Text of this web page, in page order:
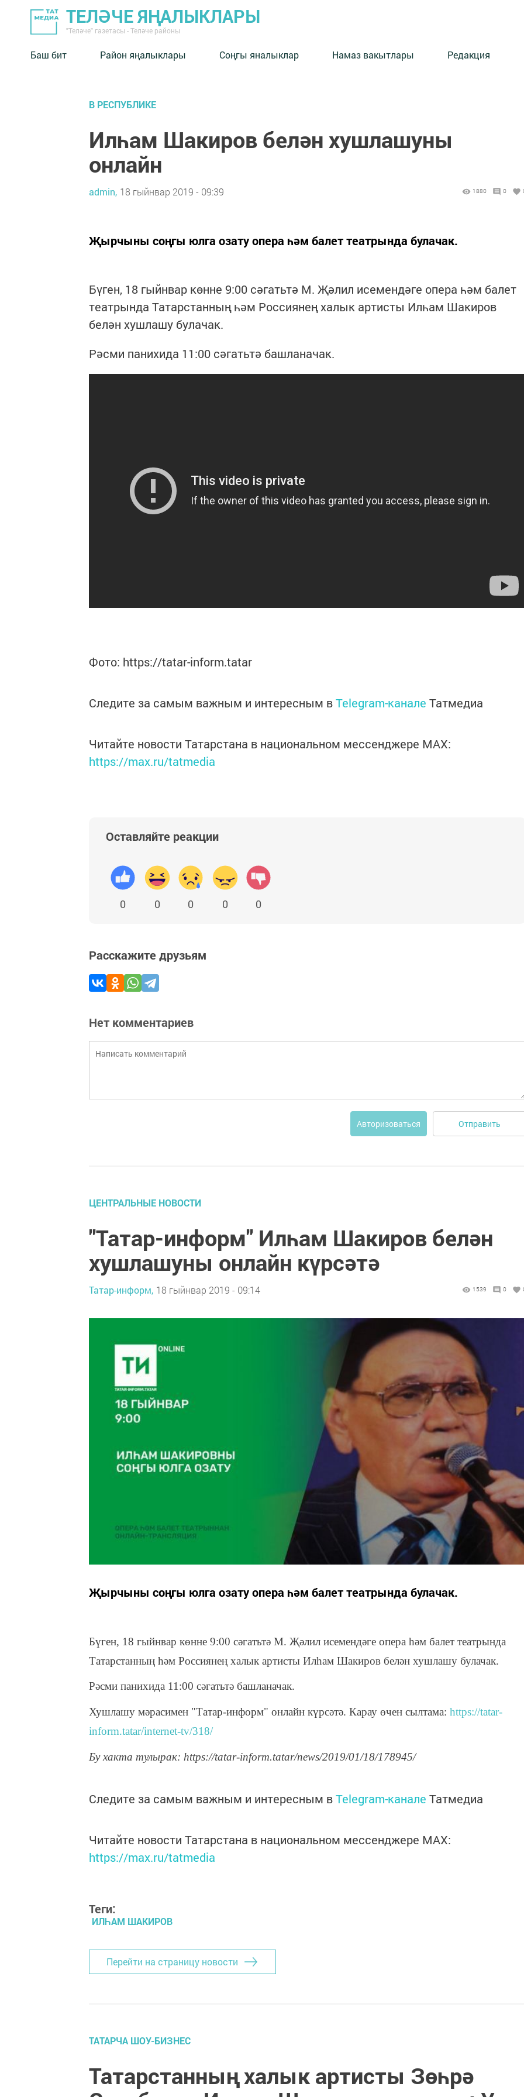
ТЕЛӘЧЕ ЯҢАЛЫКЛАРЫ
"Теләче" газетасы - Теләче районы
Баш бит Район яңалыклары Соңгы яналыклар Намаз вакытлары Редакция
В РЕСПУБЛИКЕ
Илһам Шакиров белән хушлашуны
онлайн
admin, 18 гыйнвар 2019 - 09:39 1880 0
Җырчыны соңгы юлга озату опера һәм балет театрында булачак.
Бүген, 18 гыйнвар көнне 9:00 сәгатьтә М. Җәлил исемендәге опера һәм балет
театрында Татарстанның һәм Россиянең халык артисты Илһам Шакиров
белән хушлашу булачак.
Рәсми панихида 11:00 сәгатьтә башланачак.
Фото: https://tatar-inform.tatar
Следите за самым важным и интересным вTelegram-канале Татмедиа
Читайте новости Татарстана в национальном мессенджере MАХ:
https://max.ru/tatmedia
Оставляйте реакции
0 0 0 0 0
Расскажите друзьям
Нет комментариев
Авторизоваться Отправить
ЦЕНТРАЛЬНЫЕ НОВОСТИ
"Татар-информ" Илһам Шакиров белән
хушлашуны онлайн күрсәтә
Татар-информ, 18 гыйнвар 2019 - 09:14 1539 0
Җырчыны соңгы юлга озату опера һәм балет театрында булачак.
Бүген, 18 гыйнвар көнне 9:00 сәгатьтә М. Җәлил исемендәге опера һәм балет театрында
Татарстанның һәм Россиянең халык артисты Илһам Шакиров белән хушлашу булачак.
Рәсми панихида 11:00 сәгатьтә башланачак.
Хушлашу мәрасимен "Татар-информ" онлайн күрсәтә. Карау өчен сылтама: https://tatar-
inform.tatar/internet-tv/318/
Бу хакта тулырак: https://tatar-inform.tatar/news/2019/01/18/178945/
Следите за самым важным и интересным вTelegram-канале Татмедиа
Читайте новости Татарстана в национальном мессенджере MАХ:
https://max.ru/tatmedia
Теги:
ИЛҺАМ ШАКИРОВ
Перейти на страницу новости
ТАТАРЧА ШОУ-БИЗНЕС
Татарстанның халык артисты Зөһрә